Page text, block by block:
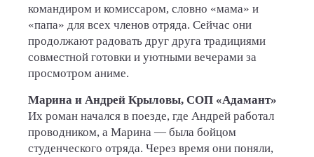
командиром и комиссаром, словно «мама» и
«папа» для всех членов отряда. Сейчас они
продолжают радовать друг друга традициями
совместной готовки и уютными вечерами за
просмотром аниме.
Марина и Андрей Крыловы, СОП «Адамант»
Их роман начался в поезде, где Андрей работал
проводником, а Марина — была бойцом
студенческого отряда. Через время они поняли,